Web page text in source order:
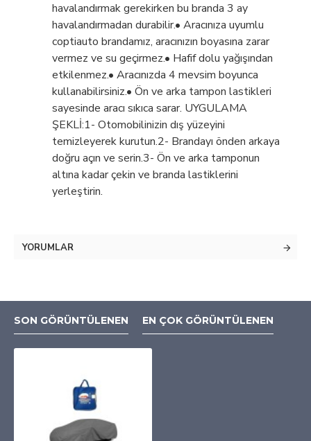
havalandırmak gerekirken bu branda 3 ay
havalandırmadan durabilir.• Aracınıza uyumlu
coptiauto brandamız, aracınızın boyasına zarar
vermez ve su geçirmez.• Hafif dolu yağışından
etkilenmez.• Aracınızda 4 mevsim boyunca
kullanabilirsiniz.• Ön ve arka tampon lastikleri
sayesinde aracı sıkıca sarar. UYGULAMA
ŞEKLİ:1- Otomobilinizin dış yüzeyini
temizleyerek kurutun.2- Brandayı önden arkaya
doğru açın ve serin.3- Ön ve arka tamponun
altına kadar çekin ve branda lastiklerini
yerleştirin.
YORUMLAR
SON GÖRÜNTÜLENEN EN ÇOK GÖRÜNTÜLENEN